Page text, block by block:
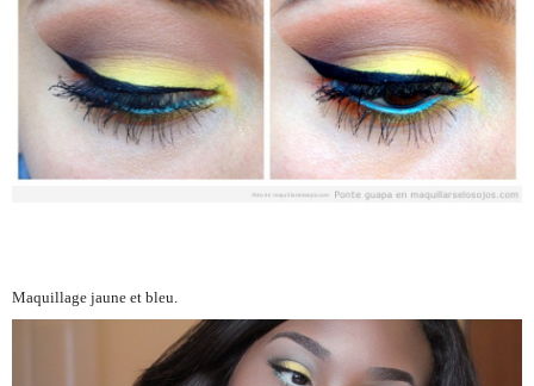
Maquillage jaune et bleu.